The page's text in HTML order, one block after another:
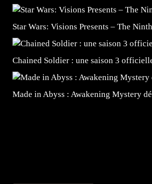
Star Wars: Visions Presents – The
Chained Soldier : une saison 3
Made in Abyss : Awakening Mystery